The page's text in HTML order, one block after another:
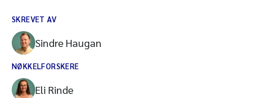
SKREVET AV
Sindre Haugan
NØKKELFORSKERE
Eli Rinde